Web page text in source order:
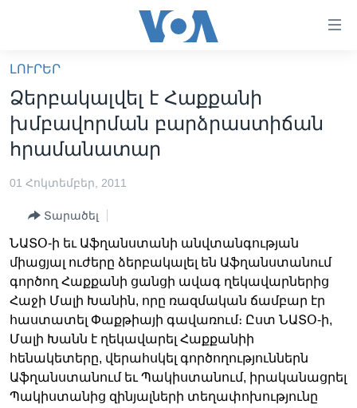
հիմնական
բովանդակությանը
անցնել
հիմնական
բովանդակությանը
բովանդակություն
ԼՈՒՐԵՐ
ՍՓՅՈՒՌՔ
IN ENGLISH
ՄԵՐ ՄԱՍԻՆ
«ԱՄԵՐԻԿԱՅԻ ՁԱՅՆ»-Ի ԿԱՆՈՆԱԴՐՈՒԹՅՈՒՆ
ԿԱՊ ՄԵԶ ՀԵՏ
ՈՒԿՐԱԻՆԱԿԱՆ ՊԱՏԵՐԱԶՄ
Learning English
ՀԵՏԵՒԵՔ ՄԵԶ
ԼՈՒՐԵՐ
Ձերբակալվել է Հաքքանի
խմբավորման բարձրաստիճան
հրամանատար
01 Հոկտեմբեր, 2011
Տարածել
ՆԱՏՕ-ի եւ Աֆղանստանի անվտանգության
միացյալ ուժերը ձերբակալել են Աֆղանստանում
գործող Հաքքանի ցանցի ավագ ղեկավարներից
Հաջի Մալի Խանին, որը ռազմական ճամբար էր
հաստատել Փաքթիայի գավառում։ Ըստ ՆԱՏՕ-ի,
Մալի Խանն է ղեկավարել Հաքքանիի
հենակետերը, վերահսկել գործողություններն
Աֆղանստանում եւ Պակիստանում, իրականացրել
Պակիստանից զինյալների տեղափոխությունը